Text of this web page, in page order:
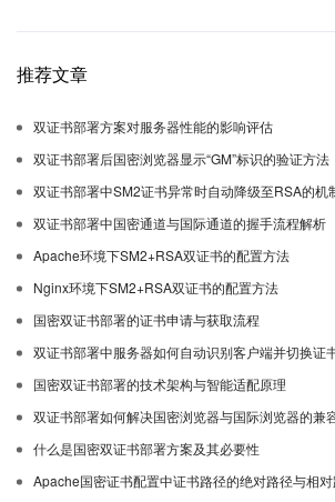
推荐文章
双证书部署方案对服务器性能的影响评估
双证书部署后国密浏览器显示“GM”标识的验证方法
双证书部署中SM2证书异常时自动降级至RSA的机
双证书部署中国密通道与国际通道的握手流程解析
Apache环境下SM2+RSA双证书的配置方法
Nginx环境下SM2+RSA双证书的配置方法
国密双证书部署的证书申请与获取流程
双证书部署中服务器如何自动识别客户端并切换证
国密双证书部署的技术架构与智能适配原理
双证书部署如何解决国密浏览器与国际浏览器的兼
什么是国密双证书部署方案及其必要性
Apache国密证书配置中证书路径的绝对路径与相